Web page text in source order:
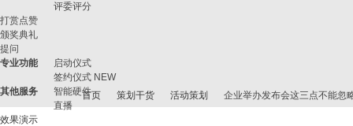
评委评分
打赏点赞
颁奖典礼
提问
专业功能
启动仪式
签约仪式 NEW
其他服务
智能硬件
直播
效果演示
首页 策划干货 活动策划 企业举办发布会这三点不能忽